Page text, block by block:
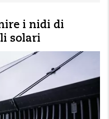
i nidi di
solari